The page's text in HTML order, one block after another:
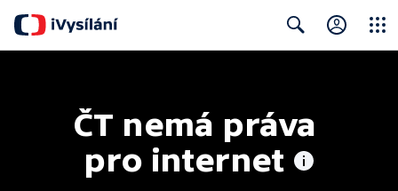
ČT nemá práva
pro internet